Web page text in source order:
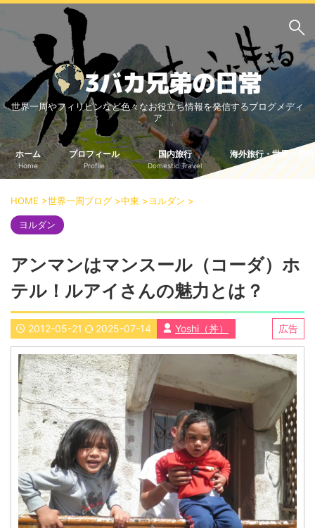
サイト内検索
3バカ兄弟のブログ
三男：増田っちのブロ
グ
次男：タクジのブログ
長男：Yoshiのブログ
ビジネス・ライフハック
車関係
国内旅行
中部
中国・四国
北海道・東北
関東
近畿
九州
世界一周ブログ
アフリカ
アジア
ヨーロッパ
中東
北・中南米
東南アジア
世界一周の準備
Web・ガジェット
スマホ・タブレット
PC・インターネット
ポケモンGO
世界一周やフィリピンなど色々なお役立ち情報を発信するブログメディ
ア
ホーム
Home
プロフィール
Profile
国内旅行
Domestic Travel
海外旅行・世界一周
HOME >世界一周ブログ >中東 >ヨルダン >
ヨルダン
アンマンはマンスール（コーダ）ホ
テル！ルアイさんの魅力とは？
2012-05-21 2025-07-14 Yoshi（丼） 広告